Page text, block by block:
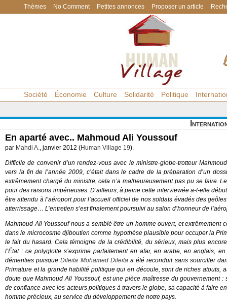
Thèmes No Comment Petites annonces Proposer un article
Société Économie Culture Solidarité Politique
En aparté avec.. Mahmoud Ali Youssouf
par Mahdi A., janvier 2012 (Human Village 19).
Difficile de convenir d’un rendez-vous avec le ministre-globe-trotteur
vers la fin de l’année 2009, c’était dans le cadre de la préparation d’un
extrêmement chargé du ministre, cela n’a malheureusement pas pu se faire.
pour des raisons impérieuses. D’ailleurs, à peine cette interviewée a-t-elle
être attendu à l’aéroport pour l’accueil officiel de nos soldats évadés des
atterrissage… L’entretien s’est finalement poursuivi au salon d’honneur de
Mahmoud Ali Youssouf nous a semblé être un homme ouvert, et
dans le microcosme djiboutien comme hypothèse plausible pour occuper la
le fait du hasard. Cela témoigne de la crédibilité, du sérieux, mais plus
l’État : ce polyglotte s’exprime parfaitement en afar, en arabe, en anglais,
démenties puisqueDileita Mohamed Dileitaa été reconduit sans sourciller
Primature et la grande habilité politique qui en découle, sont de riches atouts,
doute que Mahmoud Ali Youssouf, est une pièce maîtresse du gouvernement
de confiance avec les acteurs politiques à travers le globe, sa capacité à faire
homme précieux, au service du développement de notre pays.